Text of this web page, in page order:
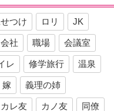
せつけ ロリ JK
会社 職場 会議室
レ 修学旅行 温泉
嫁 義理の姉
カレ友 カノ友 同僚